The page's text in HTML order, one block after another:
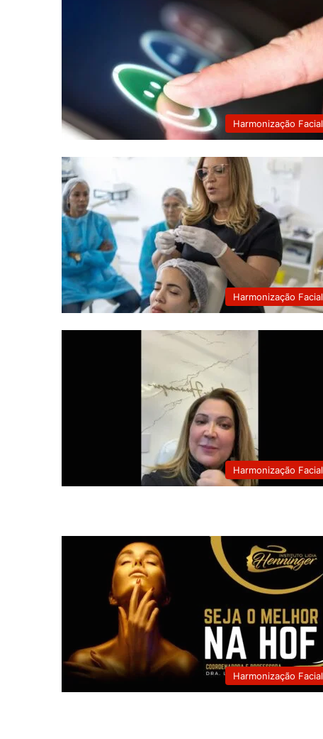
Harmonização Facial
Harmonização Facial
Harmonização Facial
Harmonização Facial